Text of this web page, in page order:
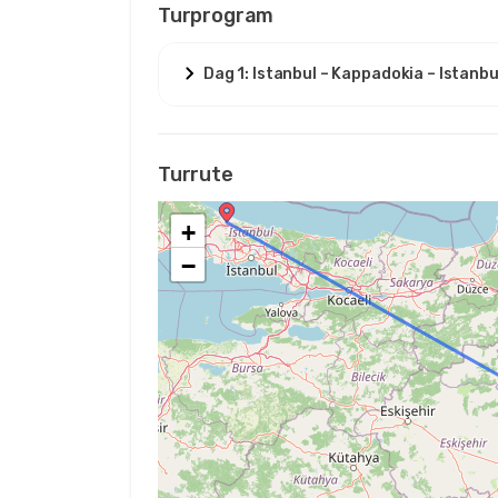
Turprogram
Dag 1: Istanbul – Kappadokia –
Turrute
+
−